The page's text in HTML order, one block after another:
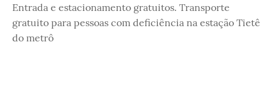
Entrada e estacionamento gratuitos. Transporte
gratuito para pessoas com deficiência na estação Tietê
do metrô